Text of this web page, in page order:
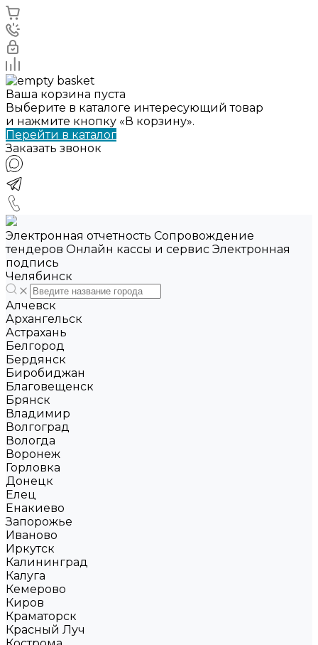
Ваша корзина пуста
Выберите в каталоге интересующий товар
и нажмите кнопку «В корзину».
Перейти в каталог
Заказать звонок
Электронная отчетность Сопровождение
тендеров Онлайн кассы и сервис Электронная
подпись
Челябинск
Алчевск
Архангельск
Астрахань
Белгород
Бердянск
Биробиджан
Благовещенск
Брянск
Владимир
Волгоград
Вологда
Воронеж
Горловка
Донецк
Елец
Енакиево
Запорожье
Иваново
Иркутск
Калининград
Калуга
Кемерово
Киров
Краматорск
Красный Луч